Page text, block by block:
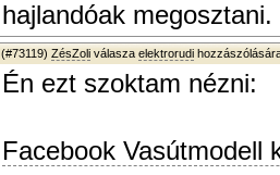
hajlandóak megosztani.
(#73119) ZésZoli válasza elektrorudi
Én ezt szoktam nézni:
Facebook Vasútmodell